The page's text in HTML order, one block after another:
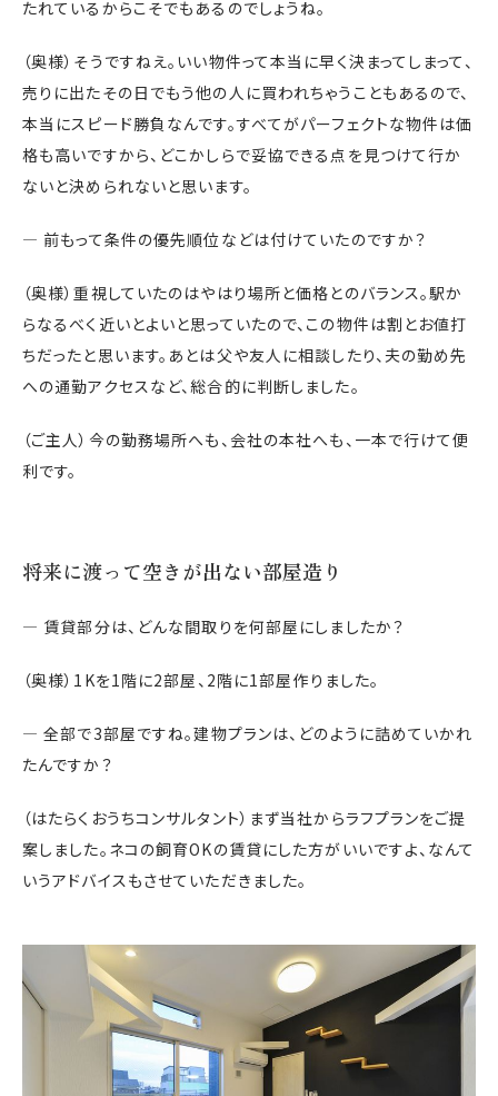
たれているからこそでもあるのでしょうね。
（奥様）そうですねえ。いい物件って本当に早く決まってしまって、
売りに出たその日でもう他の人に買われちゃうこともあるので、
本当にスピード勝負なんです。すべてがパーフェクトな物件は価
格も高いですから、どこかしらで妥協できる点を見つけて行か
ないと決められないと思います。
― 前もって条件の優先順位などは付けていたのですか？
（奥様）重視していたのはやはり場所と価格とのバランス。駅か
らなるべく近いとよいと思っていたので、この物件は割とお値打
ちだったと思います。あとは父や友人に相談したり、夫の勤め先
への通勤アクセスなど、総合的に判断しました。
（ご主人）今の勤務場所へも、会社の本社へも、一本で行けて便
利です。
将来に渡って空きが出ない部屋造り
― 賃貸部分は、どんな間取りを何部屋にしましたか？
（奥様）1Kを1階に2部屋、2階に1部屋作りました。
― 全部で3部屋ですね。建物プランは、どのように詰めていかれ
たんですか？
（はたらくおうちコンサルタント）まず当社からラフプランをご提
案しました。ネコの飼育OKの賃貸にした方がいいですよ、なんて
いうアドバイスもさせていただきました。